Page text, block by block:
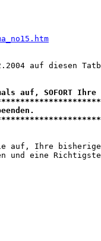
auf diesen
auf, SOFORT Ihre
auf, Ihre bisherige
und eine